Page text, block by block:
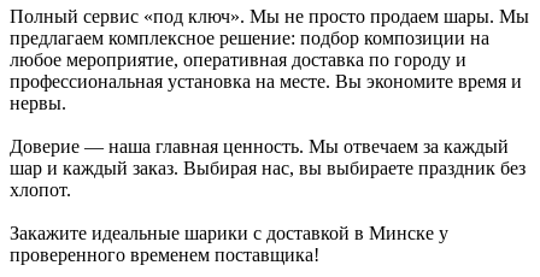
Полный сервис «под ключ». Мы не просто продаем шары. Мы
предлагаем комплексное решение: подбор композиции на
любое мероприятие, оперативная доставка по городу и
профессиональная установка на месте. Вы экономите время и
нервы.
Доверие — наша главная ценность. Мы отвечаем за каждый
шар и каждый заказ. Выбирая нас, вы выбираете праздник без
хлопот.
Закажите идеальные шарики с доставкой в Минске у
проверенного временем поставщика!